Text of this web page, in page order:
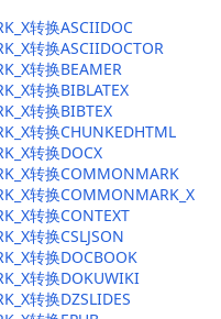
转换ASCIIDOC
转换ASCIIDOCTOR
转换BEAMER
转换BIBLATEX
转换BIBTEX
转换CHUNKEDHTML
转换DOCX
转换COMMONMARK
转换COMMONMARK_X
转换CONTEXT
转换CSLJSON
转换DOCBOOK
转换DOKUWIKI
转换DZSLIDES